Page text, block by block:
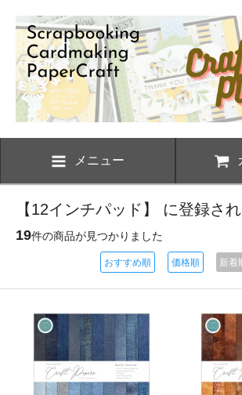
メニュー
【12インチパッド】 に登録さ
19件の商品が見つかりました
おすすめ順 価格順 新着